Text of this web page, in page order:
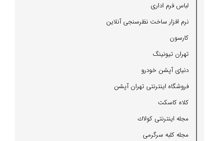
لباس فرم اداری
نرم افزار ساخت نظرسنجی آنلاین
كارسون
تهران تیونینگ
دنیای آپشن خودرو
فروشگاه اینترنتی تهران آپشن
كلاه كاسكت
مجله اینترنتی كولاك
مجله كلبه سرگرمی